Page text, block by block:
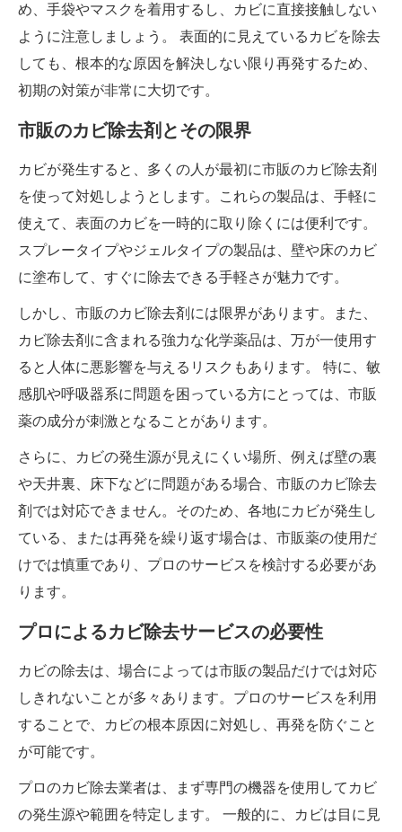
め、手袋やマスクを着用するし、カビに直接接触しない
ように注意しましょう。 表面的に見えているカビを除去
しても、根本的な原因を解決しない限り再発するため、
初期の対策が非常に大切です。
市販のカビ除去剤とその限界
カビが発生すると、多くの人が最初に市販のカビ除去剤
を使って対処しようとします。これらの製品は、手軽に
使えて、表面のカビを一時的に取り除くには便利です。
スプレータイプやジェルタイプの製品は、壁や床のカビ
に塗布して、すぐに除去できる手軽さが魅力です。
しかし、市販のカビ除去剤には限界があります。また、
カビ除去剤に含まれる強力な化学薬品は、万が一使用す
ると人体に悪影響を与えるリスクもあります。 特に、敏
感肌や呼吸器系に問題を困っている方にとっては、市販
薬の成分が刺激となることがあります。
さらに、カビの発生源が見えにくい場所、例えば壁の裏
や天井裏、床下などに問題がある場合、市販のカビ除去
剤では対応できません。そのため、各地にカビが発生し
ている、または再発を繰り返す場合は、市販薬の使用だ
けでは慎重であり、プロのサービスを検討する必要があ
ります。
プロによるカビ除去サービスの必要性
カビの除去は、場合によっては市販の製品だけでは対応
しきれないことが多々あります。プロのサービスを利用
することで、カビの根本原因に対処し、再発を防ぐこと
が可能です。
プロのカビ除去業者は、まず専門の機器を使用してカビ
の発生源や範囲を特定します。 一般的に、カビは目に見